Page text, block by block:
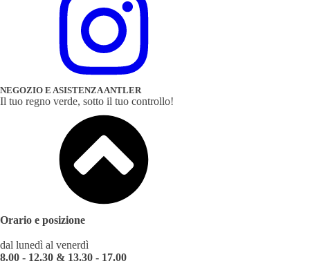
NEGOZIO E ASISTENZA ANTLER
Il tuo regno verde, sotto il tuo controllo!
Orario e posizione
dal lunedì al venerdì
8.00 - 12.30 & 13.30 - 17.00